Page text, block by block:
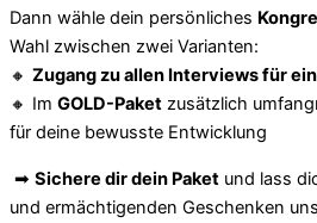
Dann wähle dein persönliches
Wahl zwischen zwei Varianten:
🔸 Zugang zu allen Interviews für
🔸 Im GOLD-Paket zusätzlich
für deine bewusste Entwicklung
➡ Sichere dir dein Paket und lass
und ermächtigenden Geschenken